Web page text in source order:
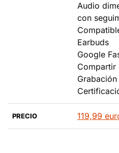
Audio
con
Earbuds
Google
Compartir
PRECIO 119,99